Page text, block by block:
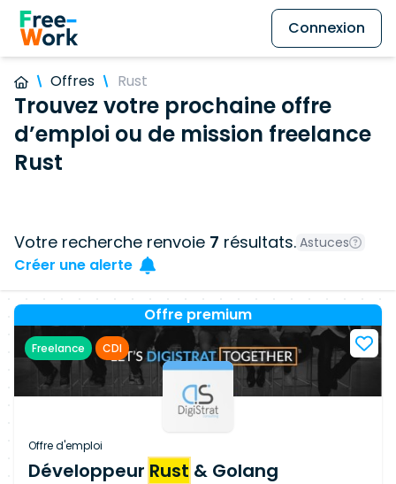
Connexion
Offres Rust
Trouvez votre prochaine offre
d’emploi ou de mission freelance
Rust
Votre recherche renvoie 7 résultats. Astuces
Créer une alerte
Offre premium
Freelance CDI
Offre d'emploi
Développeur Rust & Golang